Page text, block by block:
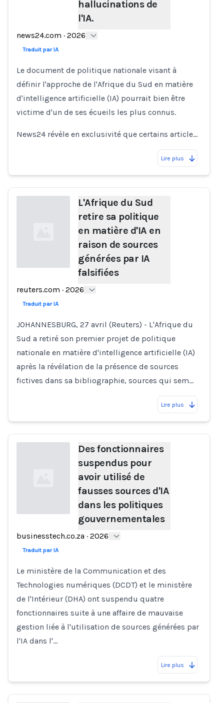
hallucinations de
l'IA.
news24.com · 2026
Traduit par IA
Le document de politique nationale visant à
définir l'approche de l'Afrique du Sud en matière
d'intelligence artificielle (IA) pourrait bien être
victime d'un de ses écueils les plus connus.
News24 révèle en exclusivité que certains article…
Lire plus
Loading...
L'Afrique du Sud
retire sa politique
en matière d'IA en
raison de sources
générées par IA
falsifiées
reuters.com · 2026
Traduit par IA
JOHANNESBURG, 27 avril (Reuters) - L'Afrique du
Sud a retiré son premier projet de politique
nationale en matière d'intelligence artificielle (IA)
après la révélation de la présence de sources
fictives dans sa bibliographie, sources qui sem…
Lire plus
Loading...
Des fonctionnaires
suspendus pour
avoir utilisé de
fausses sources d'IA
dans les politiques
gouvernementales
businesstech.co.za · 2026
Traduit par IA
Le ministère de la Communication et des
Technologies numériques (DCDT) et le ministère
de l'Intérieur (DHA) ont suspendu quatre
fonctionnaires suite à une affaire de mauvaise
gestion liée à l'utilisation de sources générées par
l'IA dans l'…
Lire plus